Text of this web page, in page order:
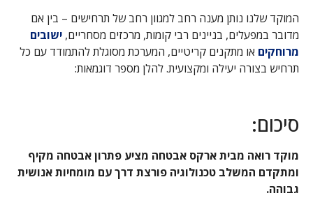
המוקד שלנו נותן מענה רחב למגוון רחב של תרחישים – בין אם
מדובר במפעלים, בניינים רבי קומות, מרכזים מסחריים, ישובים
מרוחקים או מתקנים קריטיים, המערכת מסוגלת להתמודד עם כל
תרחיש בצורה יעילה ומקצועית. להלן מספר דוגמאות:
סיכום:
מוקד רואה מבית ארקס אבטחה מציע פתרון אבטחה מקיף
ומתקדם המשלב טכנולוגיה פורצת דרך עם מומחיות אנושית
גבוהה.